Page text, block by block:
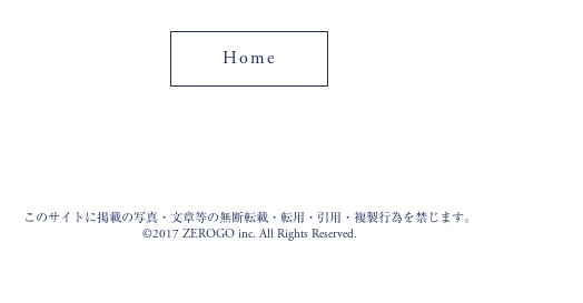
Home
このサイトに掲載の写真・文章等の無断転載・転用・引用・複製行為を禁じます。
©2017 ZEROGO inc. All Rights Reserved.